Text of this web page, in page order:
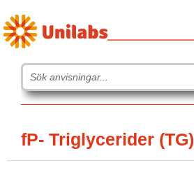
fP- Triglycerider (TG)